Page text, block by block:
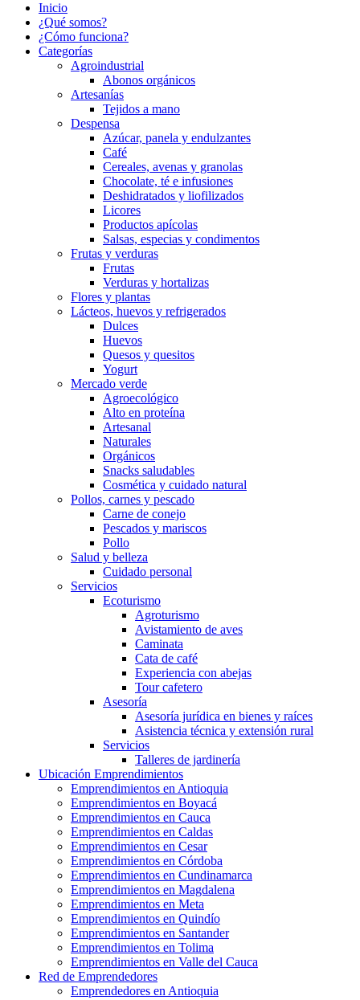
Inicio
¿Qué somos?
¿Cómo funciona?
Categorías
Agroindustrial
Abonos orgánicos
Artesanías
Tejidos a mano
Despensa
Azúcar, panela y endulzantes
Café
Cereales, avenas y granolas
Chocolate, té e infusiones
Deshidratados y liofilizados
Licores
Productos apícolas
Salsas, especias y condimentos
Frutas y verduras
Frutas
Verduras y hortalizas
Flores y plantas
Lácteos, huevos y refrigerados
Dulces
Huevos
Quesos y quesitos
Yogurt
Mercado verde
Agroecológico
Alto en proteína
Artesanal
Naturales
Orgánicos
Snacks saludables
Cosmética y cuidado natural
Pollos, carnes y pescado
Carne de conejo
Pescados y mariscos
Pollo
Salud y belleza
Cuidado personal
Servicios
Ecoturismo
Agroturismo
Avistamiento de aves
Caminata
Cata de café
Experiencia con abejas
Tour cafetero
Asesoría
Asesoría jurídica en bienes y raíces
Asistencia técnica y extensión rural
Servicios
Talleres de jardinería
Ubicación Emprendimientos
Emprendimientos en Antioquia
Emprendimientos en Boyacá
Emprendimientos en Cauca
Emprendimientos en Caldas
Emprendimientos en Cesar
Emprendimientos en Córdoba
Emprendimientos en Cundinamarca
Emprendimientos en Magdalena
Emprendimientos en Meta
Emprendimientos en Quindío
Emprendimientos en Santander
Emprendimientos en Tolima
Emprendimientos en Valle del Cauca
Red de Emprendedores
Emprendedores en Antioquia